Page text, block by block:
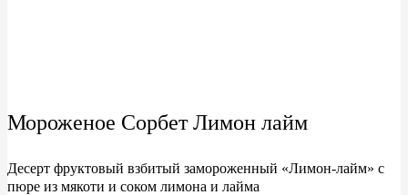
Мороженое Сорбет Лимон лайм
Десерт фруктовый взбитый замороженный «Лимон-лайм» с
пюре из мякоти и соком лимона и лайма